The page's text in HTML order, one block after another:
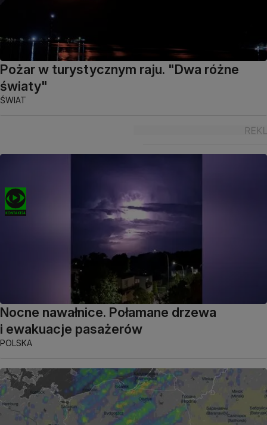
Pożar w turystycznym raju. "Dwa różne
światy"
ŚWIAT
Nocne nawałnice. Połamane drzewa
i ewakuacje pasażerów
POLSKA